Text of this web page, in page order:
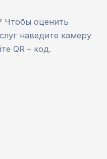
оценить
наведите камеру
QR – код.